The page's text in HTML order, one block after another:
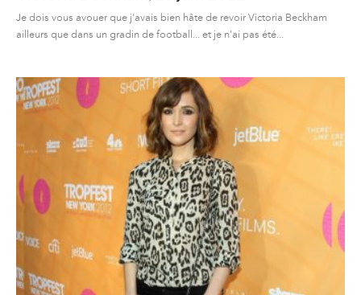
Je dois vous avouer que j'avais bien hâte de revoir Victoria Beckham
ailleurs que dans un gradin de football... et je n'ai pas été...